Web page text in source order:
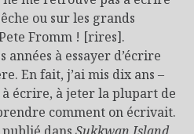
ou sur les grands
Fromm ! [rires].
années à essayer d’écrire
En fait, j’ai mis dix ans –
à écrire, à jeter la plupart de
comment on écrivait.